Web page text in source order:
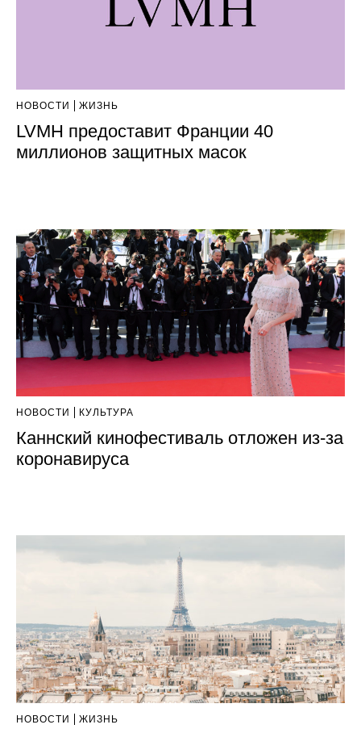
НОВОСТИ ЖИЗНЬ
LVMH предоставит Франции 40
миллионов защитных масок
НОВОСТИ КУЛЬТУРА
Каннский кинофестиваль отложен из-за
коронавируса
НОВОСТИ ЖИЗНЬ